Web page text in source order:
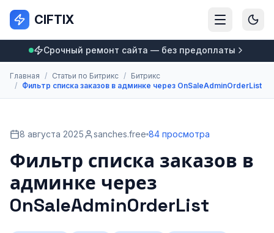
CIFTIX
Срочный ремонт сайта — без предоплаты
Главная / Статьи по Битрикс / Битрикс
/ Фильтр списка заказов в админке через OnSaleAdminOrderList
8 августа 2025 sanches.free 84 просмотра
Фильтр списка заказов в
админке через
OnSaleAdminOrderList